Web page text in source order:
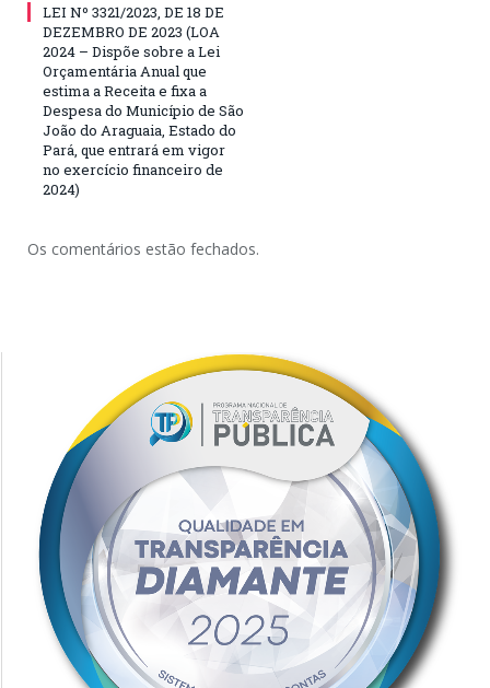
LEI Nº 3321/2023, DE 18 DE
DEZEMBRO DE 2023 (LOA
2024 – Dispõe sobre a Lei
Orçamentária Anual que
estima a Receita e fixa a
Despesa do Município de São
João do Araguaia, Estado do
Pará, que entrará em vigor
no exercício financeiro de
2024)
Os comentários estão fechados.